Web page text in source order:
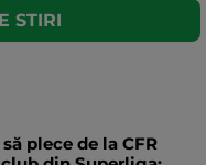
STIRI
plece de la CFR